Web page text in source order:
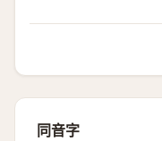
同音字